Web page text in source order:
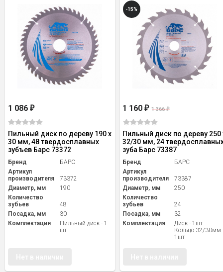
1 086 ₽
Пильный диск по дереву 190 x
30 мм, 48 твердосплавных
зубъев Барс 73372
Бренд
БАРС
Артикул
производителя
73372
Диаметр, мм
190
Количество
зубьев
48
Посадка, мм
30
Комплектация
Пильный диск - 1
шт
-15%
1 160₽ 1 366₽
Пильный диск по дереву 250
32/30 мм, 24
зуба Барс 73387
Бренд
БАРС
Артикул
производителя
73387
Диаметр, мм
250
Количество
зубьев
24
Посадка, мм
32
Комплектация
Диск - 1шт
Кольцо 32/30мм
1шт